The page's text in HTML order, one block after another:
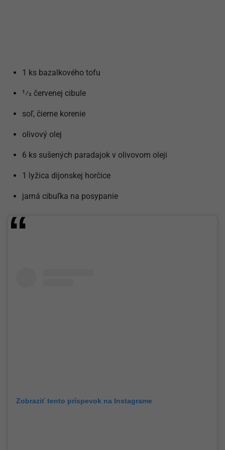
1 ks bazalkového tofu
1⁄2 červenej cibule
soľ, čierne korenie
olivový olej
6 ks sušených paradajok v olivovom oleji
1 lyžica dijonskej horčice
jarná cibuľka na posypanie
Zobraziť tento príspevok na Instagrame